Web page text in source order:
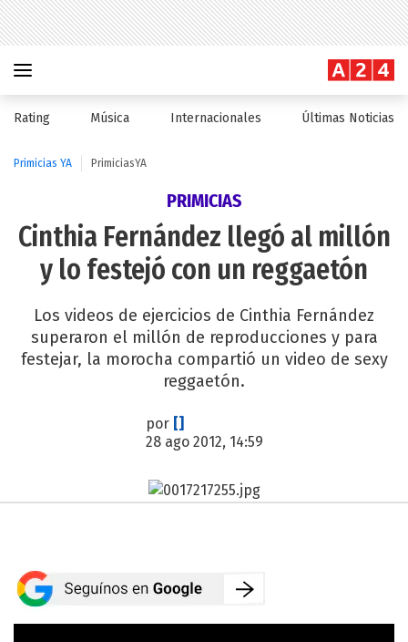
Rating Música Internacionales Últimas Noticias
Primicias YA PrimiciasYA
PRIMICIAS
Cinthia Fernández llegó al millón
y lo festejó con un reggaetón
Los videos de ejercicios de Cinthia Fernández
superaron el millón de reproducciones y para
festejar, la morocha compartió un video de sexy
reggaetón.
por []
28 ago 2012, 14:59